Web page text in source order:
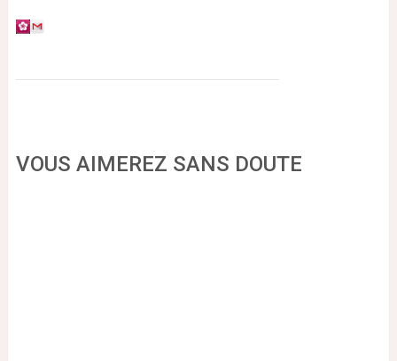
VOUS AIMEREZ SANS DOUTE